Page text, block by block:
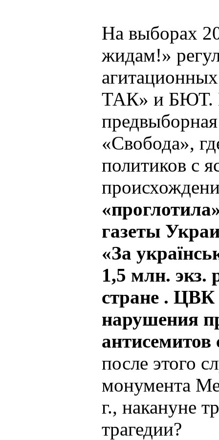
На выборах
жидам!»
ТАК» и БЮТ.
«Свобода»,
политиков с
газеты
«За
1,5 млн. экз.
стране . ЦВК
нарушения
антисемитов
после этого
монумента
г., накануне
трагедии?